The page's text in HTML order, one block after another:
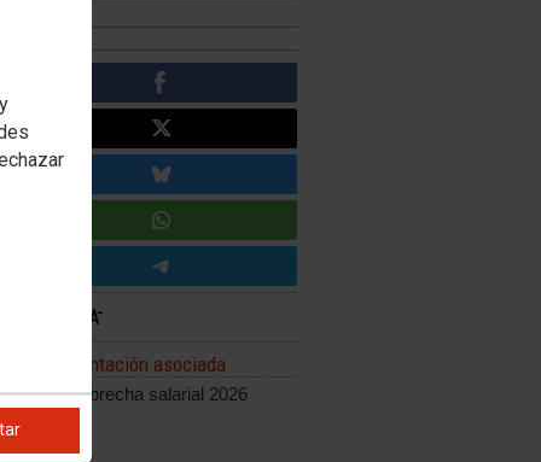
Documentación asociada
Informe brecha salarial 2026